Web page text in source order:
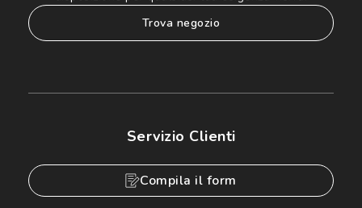
trova negozio
Servizio Clienti
Compila il form